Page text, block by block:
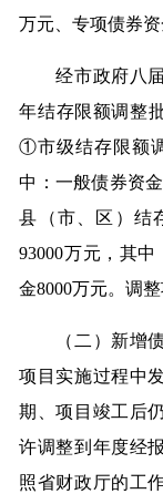
万元、专项债券资
经市政府八届
年结存限额调整
①市级结存限额
中：一般债券资
县（市、区）结
93000万元，其
金8000万元。调
（二）新增债
项目实施过程中
期、项目竣工后
许调整到年度经
照省财政厅的工